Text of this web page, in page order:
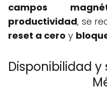
campos
productividad, se
reset a cero y
Disponibilidad